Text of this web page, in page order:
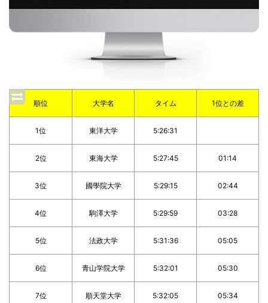
順位 大学名 タイム 1位との差
1位 東洋大学 5:26:31
2位 東海大学 5:27:45 01:14
3位 國學院大学 5:29:15 02:44
4位 駒澤大学 5:29:59 03:28
5位 法政大学 5:31:36 05:05
6位 青山学院大学 5:32:01 05:30
7位 順天堂大学 5:32:05 05:34